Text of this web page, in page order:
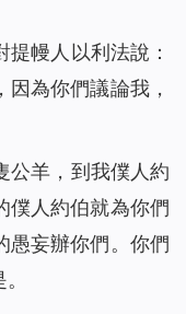
幔人以利法說：
為你們議論我，
公羊，到我僕人約
僕人約伯就為你們
愚妄辦你們。你們